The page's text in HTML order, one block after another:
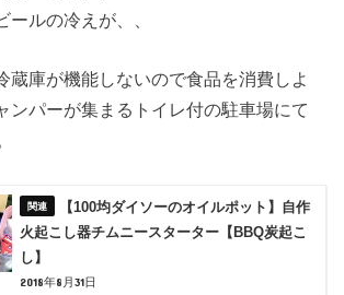
ールの冷えが、、
蔵庫が機能しないので食品を消費しよ
ンパーが集まるトイレ付の駐車場にて
【100均ダイソーのオイルポット】自作
火起こし器チムニースターター【BBQ炭起こ
し】
2018年8月31日